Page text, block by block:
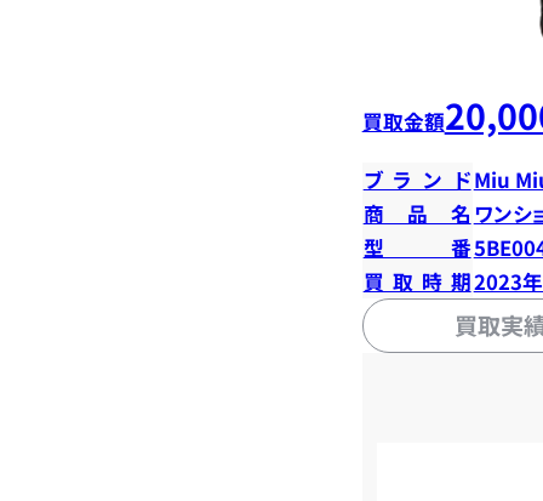
買取金額
ブランドMiu
商品名 ワンシ
型番
買取時期2023
買取実